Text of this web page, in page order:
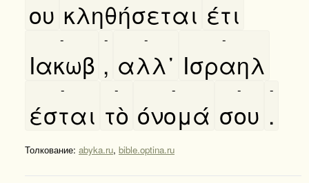
ου κληθήσεται έτι
Ιακωβ
-
,
-
αλλ᾿
-
Ισραηλ
-
έσται
-
τὸ
-
όνομά
-
σου
-
.
-
Толкование: abyka.ru, bible.optina.ru